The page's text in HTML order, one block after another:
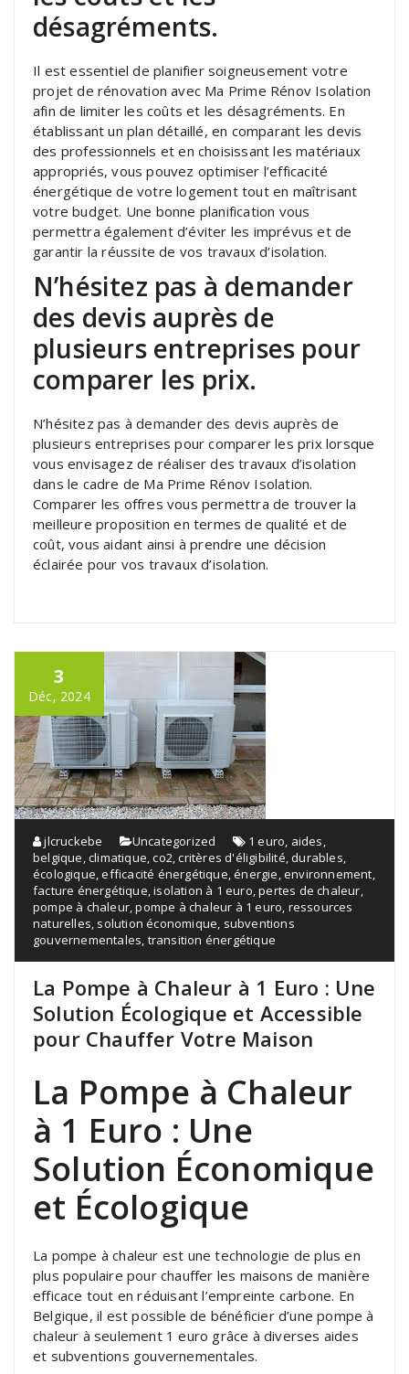
désagréments.
Il est essentiel de planifier soigneusement votre
projet de rénovation avec Ma Prime Rénov Isolation
afin de limiter les coûts et les désagréments. En
établissant un plan détaillé, en comparant les devis
des professionnels et en choisissant les matériaux
appropriés, vous pouvez optimiser l’efficacité
énergétique de votre logement tout en maîtrisant
votre budget. Une bonne planification vous
permettra également d’éviter les imprévus et de
garantir la réussite de vos travaux d’isolation.
N’hésitez pas à demander
des devis auprès de
plusieurs entreprises pour
comparer les prix.
N’hésitez pas à demander des devis auprès de
plusieurs entreprises pour comparer les prix lorsque
vous envisagez de réaliser des travaux d’isolation
dans le cadre de Ma Prime Rénov Isolation.
Comparer les offres vous permettra de trouver la
meilleure proposition en termes de qualité et de
coût, vous aidant ainsi à prendre une décision
éclairée pour vos travaux d’isolation.
3
Déc, 2024
jlcruckebe Uncategorized 1 euro aides
belgique ,climatique ,co2 ,critères d'éligibilité ,durables
écologique ,efficacité énergétique ,énergie ,environnement
facture énergétique ,isolation à 1 euro ,pertes de chaleur
pompe à chaleur ,pompe à chaleur à 1 euro ressources
naturelles solution économique subventions
gouvernementales transition énergétique
La Pompe à Chaleur à 1 Euro : Une
Solution Écologique et Accessible
pour Chauffer Votre Maison
La Pompe à Chaleur
à 1 Euro : Une
Solution Économique
et Écologique
La pompe à chaleur est une technologie de plus en
plus populaire pour chauffer les maisons de manière
efficace tout en réduisant l’empreinte carbone. En
Belgique, il est possible de bénéficier d’une pompe à
chaleur à seulement 1 euro grâce à diverses aides
et subventions gouvernementales.